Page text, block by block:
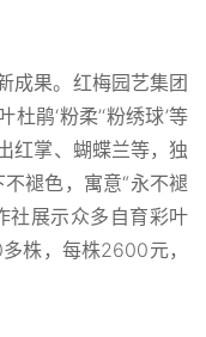
成果。红梅园艺集团
杜鹃‘粉柔’‘粉绣球’等
红掌、蝴蝶兰等，独
不褪色，寓意“永不褪
社展示众多自育彩叶
株，每株2600元，